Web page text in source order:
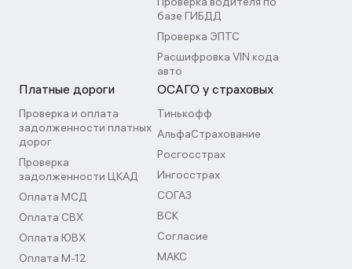
базе ГИБДД
Проверка ЭПТС
Расшифровка VIN кода
авто
Платные дороги
Проверка и оплата
задолженности платных
дорог
Проверка
задолженности ЦКАД
Оплата МСД
Оплата СВХ
Оплата ЮВХ
Оплата М-12
ОСАГО у страховых
Тинькофф
АльфаСтрахование
Росгосстрах
Ингосстрах
СОГАЗ
ВСК
Согласие
МАКС